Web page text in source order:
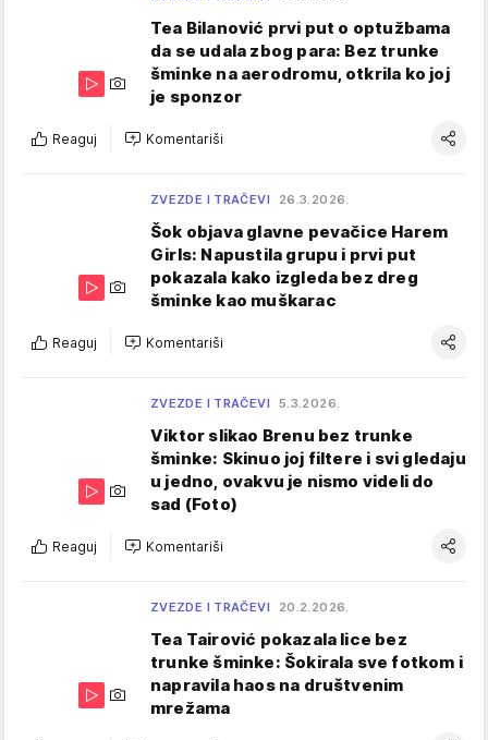
Tea Bilanović prvi put o optužbama
da se udala zbog para: Bez trunke
šminke na aerodromu, otkrila ko joj
je sponzor
Reaguj Komentariši
ZVEZDE I TRAČEVI 26.3.2026.
Šok objava glavne pevačice Harem
Girls: Napustila grupu i prvi put
pokazala kako izgleda bez dreg
šminke kao muškarac
Reaguj Komentariši
ZVEZDE I TRAČEVI 5.3.2026.
Viktor slikao Brenu bez trunke
šminke: Skinuo joj filtere i svi gledaju
u jedno, ovakvu je nismo videli do
sad (Foto)
Reaguj Komentariši
ZVEZDE I TRAČEVI 20.2.2026.
Tea Tairović pokazala lice bez
trunke šminke: Šokirala sve fotkom i
napravila haos na društvenim
mrežama